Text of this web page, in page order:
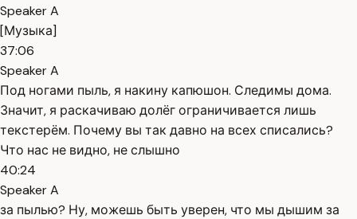
Speaker A
[Музыка]
37:06
Speaker A
Под ногами пыль, я накину капюшон. Следимы дома.
Значит, я раскачиваю долёг ограничивается лишь
текстерём. Почему вы так давно на всех списались?
Что нас не видно, не слышно
40:24
Speaker A
за пылью? Ну, можешь быть уверен, что мы дышим за